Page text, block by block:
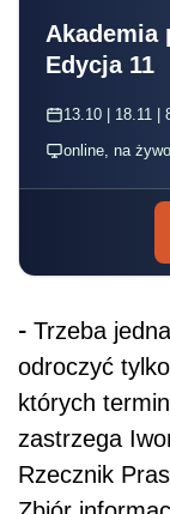
Akademia
Edycja 11
13.10 | 18.11 |
online, na
- Trzeba
odroczyć tylko
których termin
zastrzega
Rzecznik